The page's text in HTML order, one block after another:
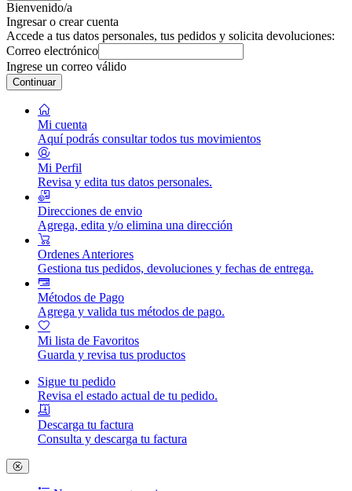
Bienvenido/a
Ingresar o crear cuenta
Accede a tus datos personales, tus pedidos y solicita devoluciones:
Correo electrónico
Ingrese un correo válido
Continuar
Mi cuenta
Aquí podrás consultar todos tus movimientos
Mi Perfil
Revisa y edita tus datos personales.
Direcciones de envio
Agrega, edita y/o elimina una dirección
Ordenes Anteriores
Gestiona tus pedidos, devoluciones y fechas de entrega.
Métodos de Pago
Agrega y valida tus métodos de pago.
Mi lista de Favoritos
Guarda y revisa tus productos
Sigue tu pedido
Revisa el estado actual de tu pedido.
Descarga tu factura
Consulta y descarga tu factura